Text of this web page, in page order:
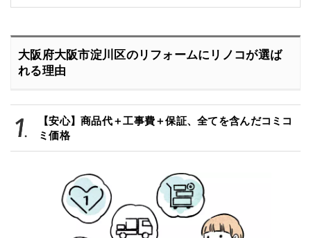
大阪府大阪市淀川区のリフォームにリノコが選ば
れる理由
【安心】商品代＋工事費＋保証、全てを含んだコミコ
ミ価格